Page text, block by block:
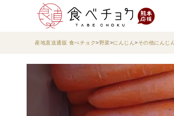
産地直送通販 食べチョク 野菜 にんじん その他にんじん